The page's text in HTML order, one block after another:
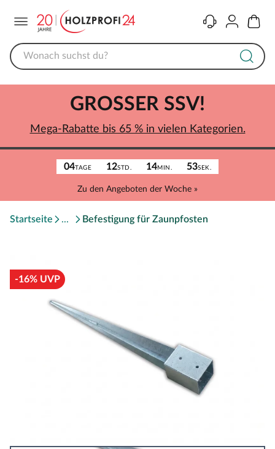
KontaktKonto
04TAGE 12STD. 14MIN. 53SEK.
Zu den Angeboten der Woche »
GROSSER SSV!
Mega-Rabatte bis 65 % in vielen Kategorien.
Startseite Befestigung für Zaunpfosten
-16% UVP